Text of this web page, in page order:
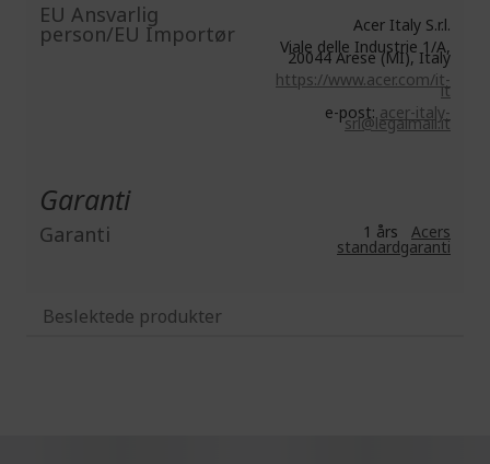
EU Ansvarlig
person/EU Importør
Acer Italy S.r.l.
Viale delle Industrie 1/A,
20044 Arese (MI), Italy
https://www.acer.com/it-
it
e-post:acer-italy-
srl@legalmail.it
Garanti
Garanti 1 års Acers
standardgaranti
Beslektede produkter